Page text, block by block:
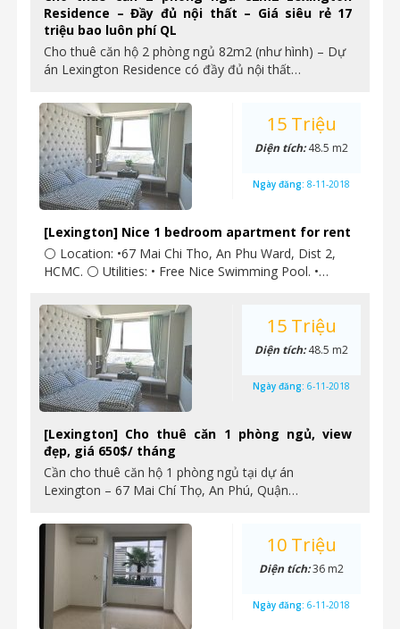
Residence – Đầy đủ nội thất – Giá siêu rẻ 17
triệu bao luôn phí QL
Cho thuê căn hộ 2 phòng ngủ 82m2 (như hình) – Dự
án Lexington Residence có đầy đủ nội thất…
[Lexington] Nice 1 bedroom apartment for rent
⚪ Location: •67 Mai Chi Tho, An Phu Ward, Dist 2,
HCMC. ⚪ Utilities: • Free Nice Swimming Pool. •…
15 Triệu
Diện tích:48.5 m2
Ngày đăng: 8-11-2018
[Lexington] Cho thuê căn 1 phòng ngủ, view
đẹp, giá 650$/ tháng
Cần cho thuê căn hộ 1 phòng ngủ tại dự án
Lexington – 67 Mai Chí Thọ, An Phú, Quận…
15 Triệu
Diện tích:48.5 m2
Ngày đăng: 6-11-2018
10 Triệu
Diện tích:36 m2
Ngày đăng: 6-11-2018